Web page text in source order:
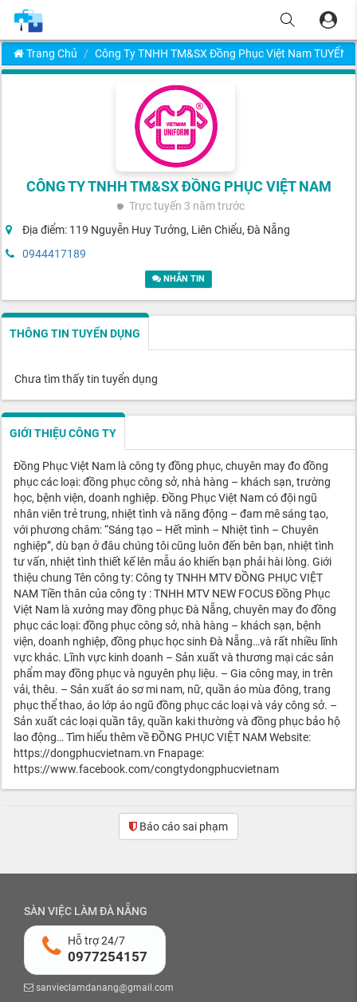
Trang Chủ Công Ty TNHH TM&SX Đồng Phục Việt Nam TUYỂN
CÔNG TY TNHH TM&SX ĐỒNG PHỤC VIỆT NAM
Trực tuyến 3 năm trước
Địa điểm: 119 Nguyễn Huy Tưởng, Liên Chiểu, Đà Nẵng
0944417189
NHẮN TIN
THÔNG TIN TUYỂN DỤNG
Chưa tìm thấy tin tuyển dụng
GIỚI THIỆU CÔNG TY
Đồng Phục Việt Nam là công ty đồng phục, chuyên may đo đồng
phục các loại: đồng phục công sở, nhà hàng – khách sạn, trường
học, bệnh viện, doanh nghiệp. Đồng Phục Việt Nam có đội ngũ
nhân viên trẻ trung, nhiệt tình và năng động – đam mê sáng tạo,
với phương châm: “Sáng tạo – Hết mình – Nhiệt tình – Chuyên
nghiệp”, dù bạn ở đâu chúng tôi cũng luôn đến bên bạn, nhiệt tình
tư vấn, nhiệt tình thiết kế lên mẫu áo khiến bạn phải hài lòng. Giới
thiệu chung Tên công ty: Công ty TNHH MTV ĐỒNG PHỤC VIỆT
NAM Tiền thân của công ty : TNHH MTV NEW FOCUS Đồng Phục
Việt Nam là xưởng may đồng phục Đà Nẵng, chuyên may đo đồng
phục các loại: đồng phục công sở, nhà hàng – khách sạn, bệnh
viện, doanh nghiệp, đồng phục học sinh Đà Nẵng…và rất nhiều lĩnh
vực khác. Lĩnh vực kinh doanh – Sản xuất và thương mại các sản
phẩm may đồng phục và nguyên phụ liệu. – Gia công may, in trên
vải, thêu. – Sản xuất áo sơ mi nam, nữ, quần áo mùa đông, trang
phục thể thao, áo lớp áo ngũ đồng phục các loại và váy công sở. –
Sản xuất các loại quần tây, quần kaki thường và đồng phục bảo hộ
lao động… Tìm hiểu thêm về ĐỒNG PHỤC VIỆT NAM Website:
https://dongphucvietnam.vn Fnapage:
https://www.facebook.com/congtydongphucvietnam
Báo cáo sai phạm
SÀN VIỆC LÀM ĐÀ NẴNG
Hỗ trợ 24/7
0977254157
sanvieclamdanang@gmail.com